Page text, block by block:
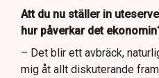
Att du nu ställer in
hur påverkar det
– Det blir ett avbräck,
mig åt allt diskuterande